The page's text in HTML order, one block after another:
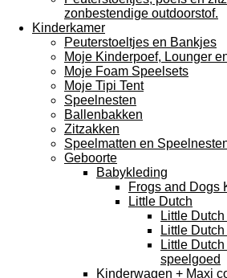
zonbestendige outdoorstof.
Kinderkamer
Peuterstoeltjes en Bankjes
Moje Kinderpoef, Lounger
Moje Foam Speelsets
Moje Tipi Tent
Speelnesten
Ballenbakken
Zitzakken
Speelmatten en
Geboorte
Babykleding
Frogs and Dogs
Little Dutch
Little
Little
Little
speelgoed
Kinderwagen + Maxi